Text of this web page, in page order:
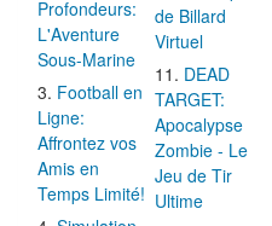
Profondeurs:
L'Aventure
Sous-Marine
Football en
Ligne:
Affrontez vos
Amis en
Temps Limité!
de Billard
Virtuel
DEAD
TARGET:
Apocalypse
Zombie - Le
Jeu de Tir
Ultime